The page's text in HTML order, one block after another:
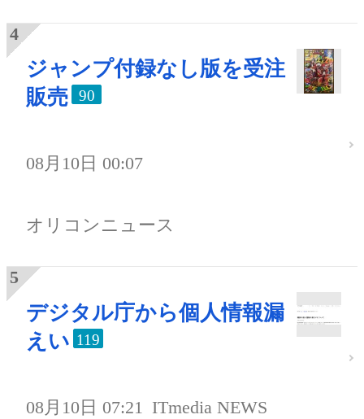
ジャンプ付録なし版を受注
販売
90
08月10日 00:07
オリコンニュース
デジタル庁から個人情報漏
えい 119
08月10日 07:21 ITmedia NEWS